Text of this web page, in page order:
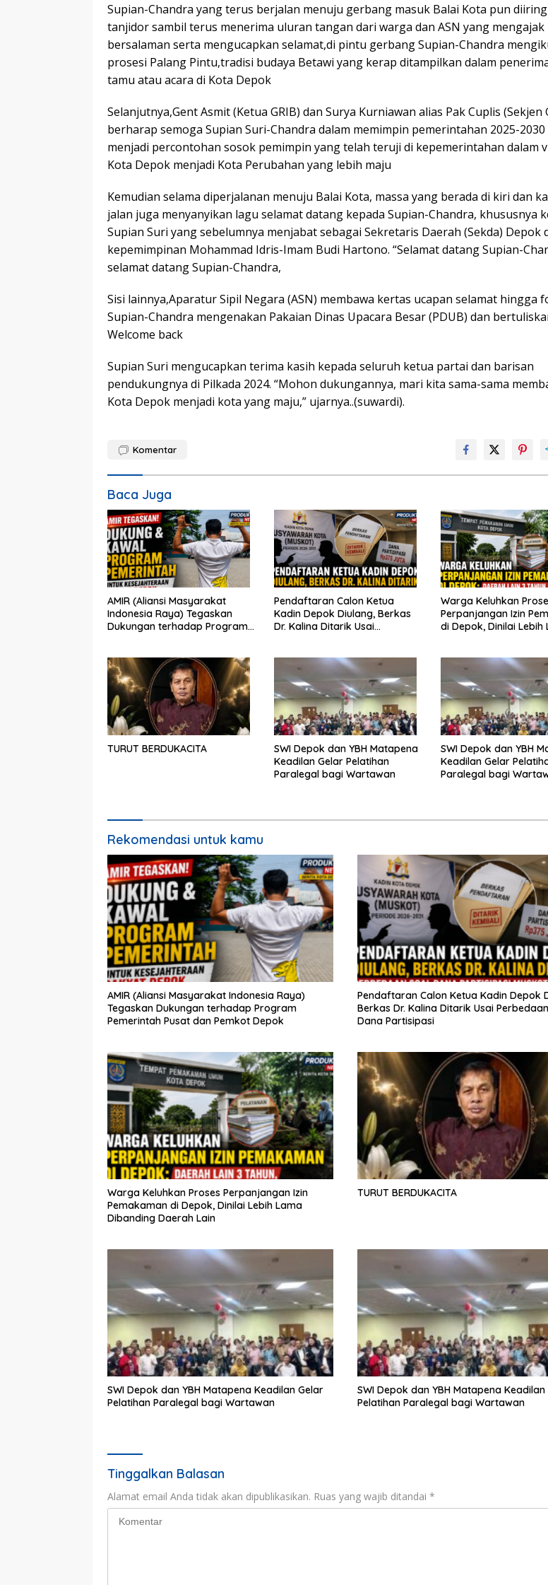
Supian-Chandra yang terus berjalan menuju gerbang masuk Balai Kota pun
tanjidor sambil terus menerima uluran tangan dari warga dan ASN yang mengajak
bersalaman serta mengucapkan selamat,di pintu gerbang Supian-Chandra
prosesi Palang Pintu,tradisi budaya Betawi yang kerap ditampilkan dalam
tamu atau acara di Kota Depok
Selanjutnya,Gent Asmit (Ketua GRIB) dan Surya Kurniawan alias Pak Cuplis (Sekjen
berharap semoga Supian Suri-Chandra dalam memimpin pemerintahan 2025-2030
menjadi percontohan sosok pemimpin yang telah teruji di kepemerintahan dalam
Kota Depok menjadi Kota Perubahan yang lebih maju
Kemudian selama diperjalanan menuju Balai Kota, massa yang berada di kiri dan
jalan juga menyanyikan lagu selamat datang kepada Supian-Chandra, khususnya
Supian Suri yang sebelumnya menjabat sebagai Sekretaris Daerah (Sekda) Depok
kepemimpinan Mohammad Idris-Imam Budi Hartono. “Selamat datang Supian-
selamat datang Supian-Chandra,
Sisi lainnya,Aparatur Sipil Negara (ASN) membawa kertas ucapan selamat hingga
Supian-Chandra mengenakan Pakaian Dinas Upacara Besar (PDUB) dan
Welcome back
Supian Suri mengucapkan terima kasih kepada seluruh ketua partai dan barisan
pendukungnya di Pilkada 2024. “Mohon dukungannya, mari kita sama-sama
Kota Depok menjadi kota yang maju,” ujarnya..(suwardi).
Komentar
Baca Juga
AMIR (Aliansi Masyarakat
Indonesia Raya) Tegaskan
Dukungan terhadap Program
Pendaftaran Calon Ketua
Kadin Depok Diulang, Berkas
Dr. Kalina Ditarik Usai
Warga Keluhkan
Perpanjangan Izin
di Depok, Dinilai Lebih
TURUT BERDUKACITA
SWI Depok dan YBH Matapena
Keadilan Gelar Pelatihan
Paralegal bagi Wartawan
SWI Depok dan YBH
Keadilan Gelar
Paralegal bagi
Rekomendasi untuk kamu
AMIR (Aliansi Masyarakat Indonesia Raya)
Tegaskan Dukungan terhadap Program
Pemerintah Pusat dan Pemkot Depok
Pendaftaran Calon Ketua Kadin Depok
Berkas Dr. Kalina Ditarik Usai
Dana Partisipasi
Warga Keluhkan Proses Perpanjangan Izin
Pemakaman di Depok, Dinilai Lebih Lama
Dibanding Daerah Lain
TURUT BERDUKACITA
SWI Depok dan YBH Matapena Keadilan Gelar
Pelatihan Paralegal bagi Wartawan
SWI Depok dan YBH Matapena Keadilan
Pelatihan Paralegal bagi Wartawan
Tinggalkan Balasan
Alamat email Anda tidak akan dipublikasikan. Ruas yang wajib ditandai *